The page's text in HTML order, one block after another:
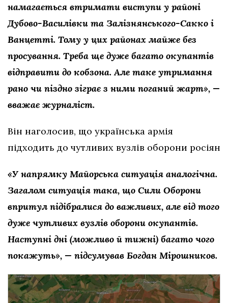
намагається втримати виступи у районі
Дубово-Василівки та Залізнянського-Сакко і
Ванцетті. Тому у цих районах майже без
просування. Треба ще дуже багато окупантів
відправити до кобзона. Але таке утримання
рано чи піздно зіграє з ними поганий жарт», —
вважає журналіст.
Він наголосив, що українська армія
підходить до чутливих вузлів оборони росіян
«У напрямку Майорська ситуація аналогічна.
Загалом ситуація така, що Сили Оборони
впритул підібралися до важливих, але від того
дуже чутливих вузлів оборони окупантів.
Наступні дні (можливо й тижні) багато чого
покажуть», — підсумував Богдан Мірошников.